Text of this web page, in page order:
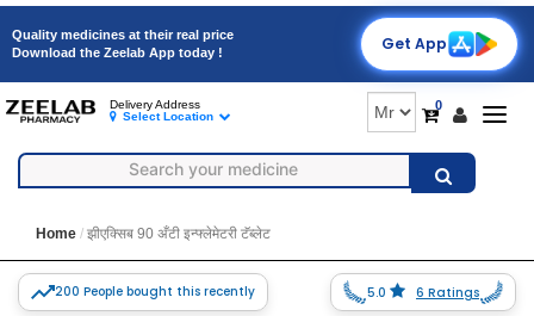
Quality medicines at their real price
Download the Zeelab App today !
Get App
0
Delivery Address
Select Location
Home झीएक्सिब 90 अँटी इन्फ्लेमेटरी टॅब्लेट
200 People bought this recently 5.0 6 Ratings